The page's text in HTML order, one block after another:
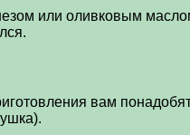
или оливковым
вам